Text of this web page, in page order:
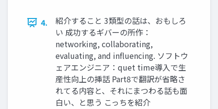
4.
紹介すること 3類型の話は、おもしろ
い 成功するギバーの所作：
networking, collaborating,
evaluating, and influencing. ソフトウ
ェアエンジニア：quet time導入で生
産性向上の挿話 Part8で翻訳が省略さ
れてる内容と、それにまつわる話も面
白い、と思う こっちを紹介